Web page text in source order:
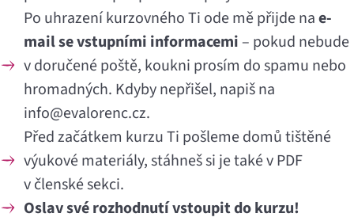
Po uhrazení kurzovného Ti ode mě přijde nae-
mail se vstupními informacemi – pokud nebude
v doručené poště, koukni prosím do spamu nebo
hromadných. Kdyby nepřišel, napiš na
info@evalorenc.cz.
Před začátkem kurzu Ti pošleme domů tištěné
výukové materiály, stáhneš si je také v PDF
v členské sekci.
Oslav své rozhodnutí vstoupit do kurzu!